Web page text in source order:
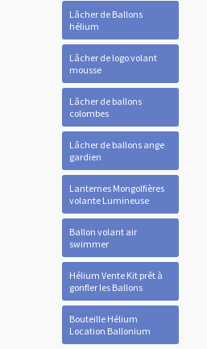
Lâcher de Ballons
hélium
Lâcher de logo volant
mousse
Lâcher de ballons
colombes
Lâcher de ballons ange
gardien
Lanternes Mongolfières
volante Lumineuse
Ballon volant air
swimmer
Hélium Vente Kit prêt à
gonfler les Ballons
Bouteille Hélium
Location Ballonium